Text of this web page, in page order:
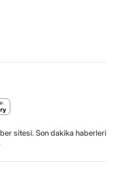
sitesi. Son dakika haberleri